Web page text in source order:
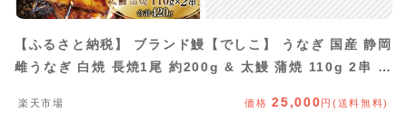
【ふるさと納税】 ブランド鰻【でしこ】 うなぎ 国産 静岡
雌うなぎ 白焼 長焼1尾 約200g & 太鰻 蒲焼 110g 2串 計
22424602] 鰻 ウナギ unagi 白焼き 蒲焼き 雌鰻 雌 メス
楽天市場 価格25,000 円(送料無料)